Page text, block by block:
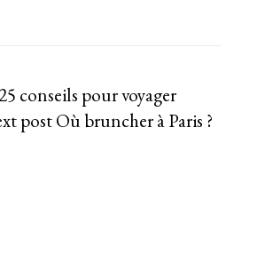
25 conseils pour voyager
postOù bruncher à Paris ?